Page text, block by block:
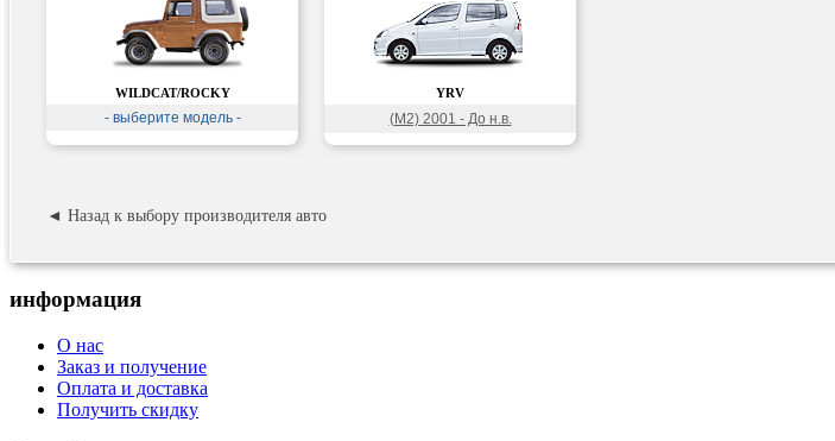
WILDCAT/ROCKY
- выберите модель -
YRV
(M2) 2001 - До н.в.
◄ Назад к выбору производителя авто
информация
О нас
Заказ и получение
Оплата и доставка
Получить скидку